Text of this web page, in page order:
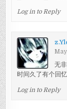
Log in to Reply
无
时间久了有个回
Log in to Reply